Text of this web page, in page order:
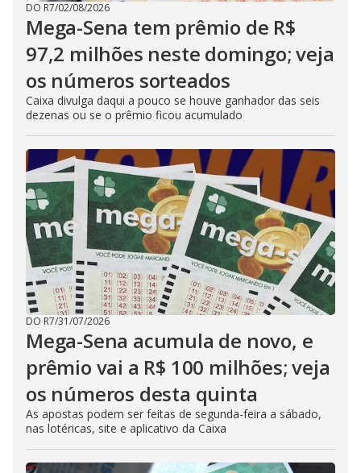
DO R7/02/08/2026
Mega-Sena tem prêmio de R$
97,2 milhões neste domingo; veja
os números sorteados
Caixa divulga daqui a pouco se houve ganhador das seis
dezenas ou se o prêmio ficou acumulado
DO R7/31/07/2026
Mega-Sena acumula de novo, e
prêmio vai a R$ 100 milhões; veja
os números desta quinta
As apostas podem ser feitas de segunda-feira a sábado,
nas lotéricas, site e aplicativo da Caixa